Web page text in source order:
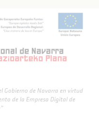
Gobierno de Navarra en virtud
de la Empresa Digital de